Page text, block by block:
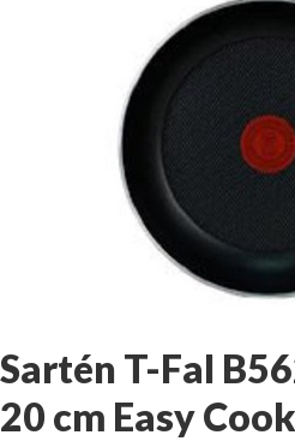
Sartén T-Fal
20 cm Easy